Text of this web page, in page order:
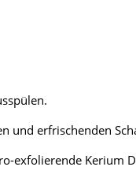
und erfrischenden
exfolierende Kerium